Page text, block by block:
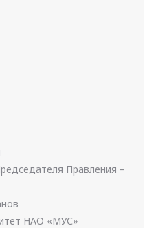
Правления –
НАО «МУС»